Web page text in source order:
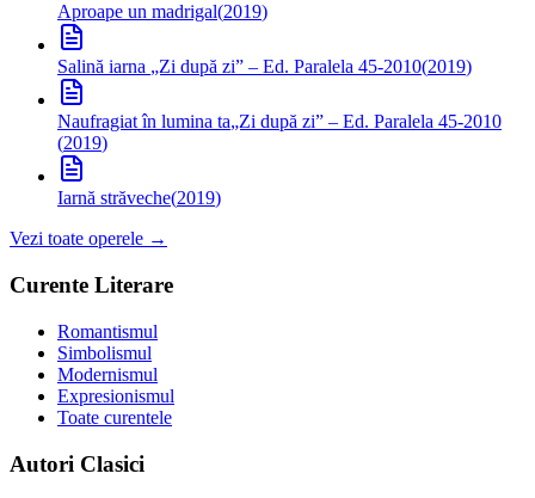
Aproape un madrigal(2019)
Salină iarna „Zi după zi” – Ed. Paralela 45-2010(2019)
Naufragiat în lumina ta„Zi după zi” – Ed. Paralela 45-2010
(2019)
Iarnă străveche(2019)
Vezi toate operele →
Curente Literare
Romantismul
Simbolismul
Modernismul
Expresionismul
Toate curentele
Autori Clasici